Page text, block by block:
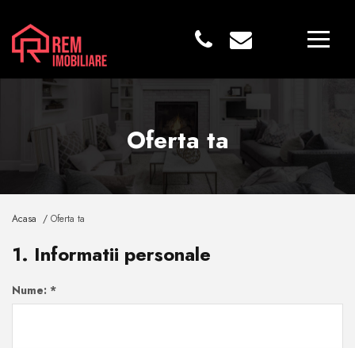
Oferta ta
Acasa / Oferta ta
1. Informatii personale
Nume: *